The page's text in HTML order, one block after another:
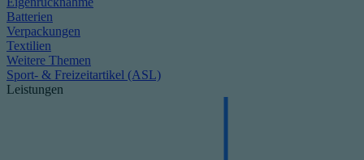
Batterien
Verpackungen
Textilien
Weitere Themen
Sport- & Freizeitartikel (ASL)
Leistungen